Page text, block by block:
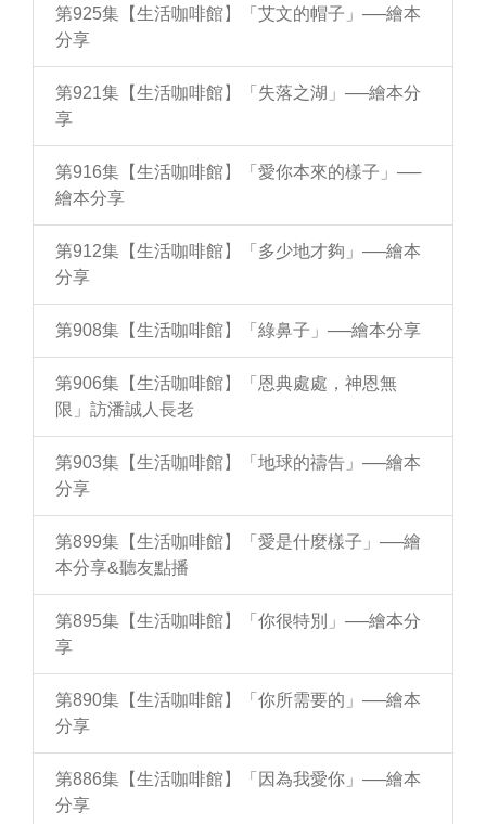
第925集【生活咖啡館】「艾文的帽子」──繪本
分享
第921集【生活咖啡館】「失落之湖」──繪本分
享
第916集【生活咖啡館】「愛你本來的樣子」──
繪本分享
第912集【生活咖啡館】「多少地才夠」──繪本
分享
第908集【生活咖啡館】「綠鼻子」──繪本分享
第906集【生活咖啡館】「恩典處處，神恩無
限」訪潘誠人長老
第903集【生活咖啡館】「地球的禱告」──繪本
分享
第899集【生活咖啡館】「愛是什麼樣子」──繪
本分享&聽友點播
第895集【生活咖啡館】「你很特別」──繪本分
享
第890集【生活咖啡館】「你所需要的」──繪本
分享
第886集【生活咖啡館】「因為我愛你」──繪本
分享